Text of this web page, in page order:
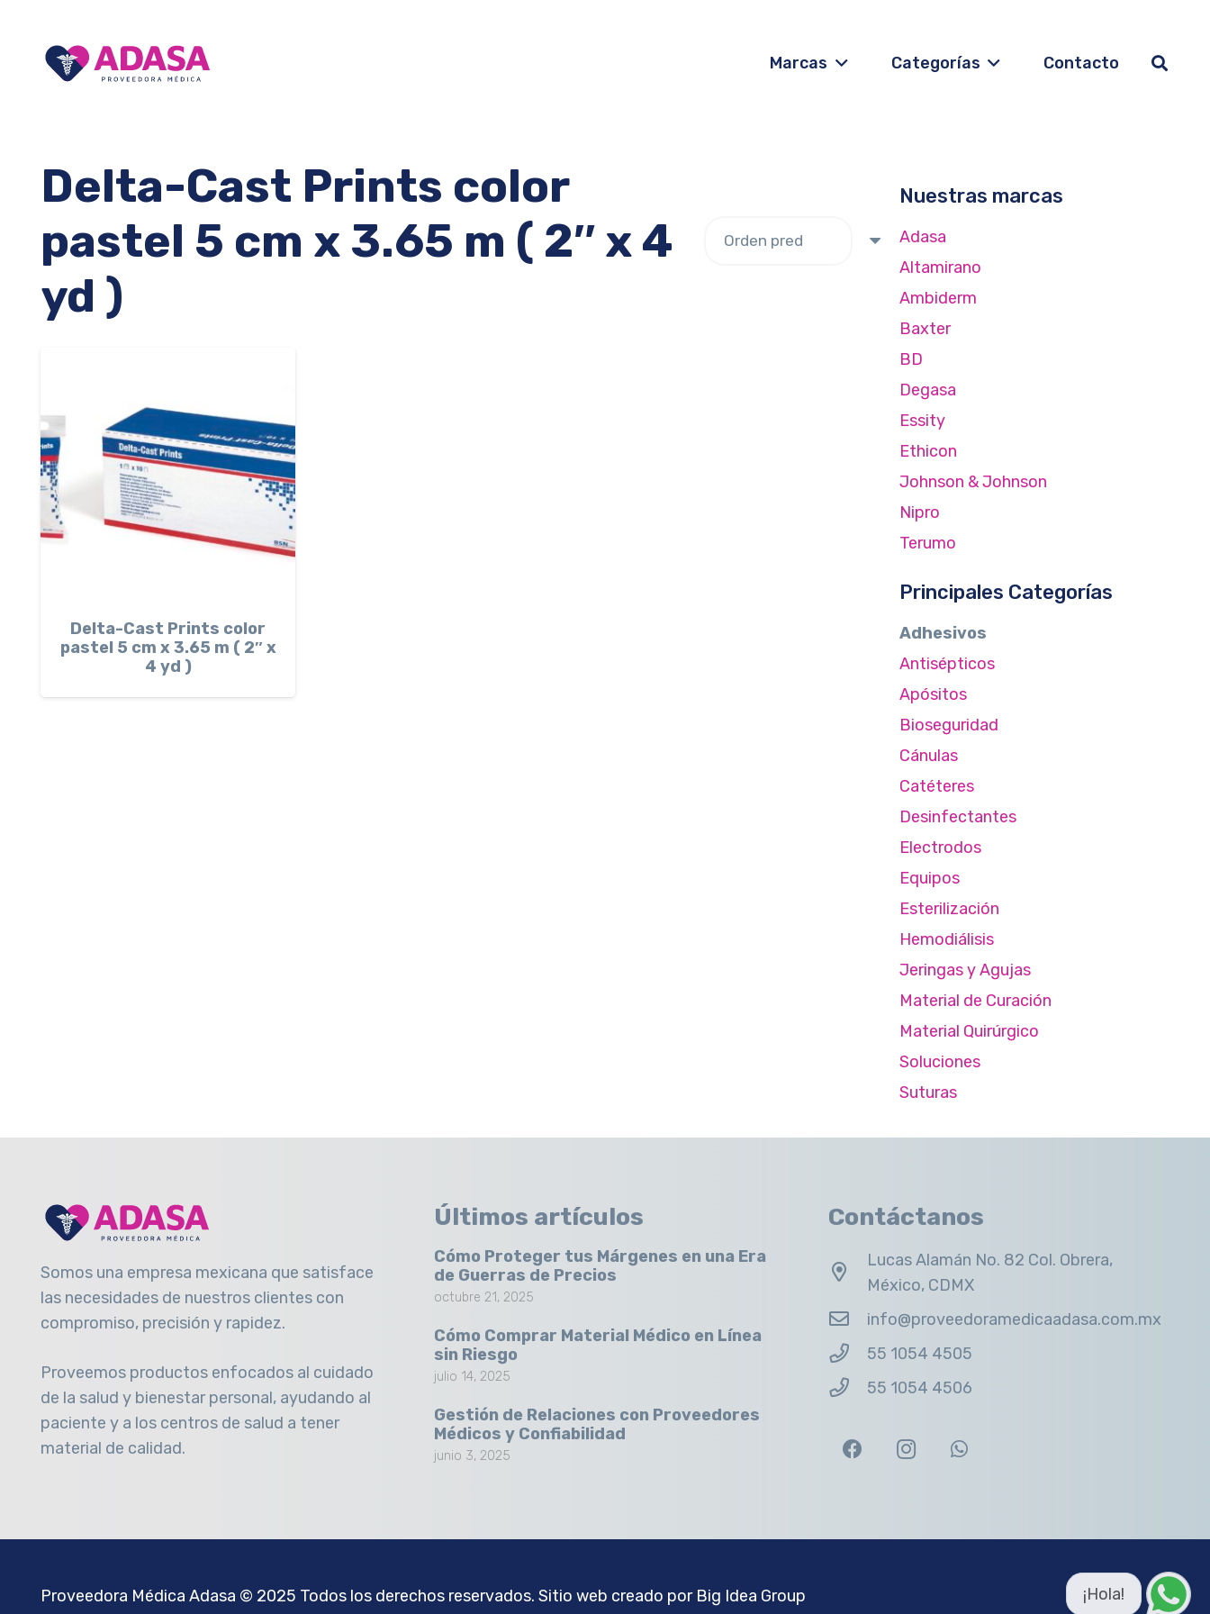
Marcas Categorías Contacto
Delta-Cast Prints color
pastel 5 cm x 3.65 m ( 2″ x 4
yd )
Delta-Cast Prints color
pastel 5 cm x 3.65 m ( 2″ x
4 yd )
Nuestras marcas
Adasa
Altamirano
Ambiderm
Baxter
BD
Degasa
Essity
Ethicon
Johnson & Johnson
Nipro
Terumo
Principales Categorías
Adhesivos
Antisépticos
Apósitos
Bioseguridad
Cánulas
Catéteres
Desinfectantes
Electrodos
Equipos
Esterilización
Hemodiálisis
Jeringas y Agujas
Material de Curación
Material Quirúrgico
Soluciones
Suturas
Somos una empresa mexicana que satisface
las necesidades de nuestros clientes con
compromiso, precisión y rapidez.
Proveemos productos enfocados al cuidado
de la salud y bienestar personal, ayudando al
paciente y a los centros de salud a tener
material de calidad.
Últimos artículos
Cómo Proteger tus Márgenes en una Era
de Guerras de Precios
octubre 21, 2025
Cómo Comprar Material Médico en Línea
sin Riesgo
julio 14, 2025
Gestión de Relaciones con Proveedores
Médicos y Confiabilidad
junio 3, 2025
Contáctanos
Lucas Alamán No. 82 Col. Obrera,
México, CDMX
info@proveedoramedicaadasa.com.mx
55 1054 4505
55 1054 4506
Proveedora Médica Adasa © 2025 Todos los derechos reservados. Sitio web creado por Big Idea Group ¡Hola!